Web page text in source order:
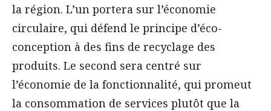
la région. L’un portera sur l’économie
circulaire, qui défend le principe d’éco-
conception à des fins de recyclage des
produits. Le second sera centré sur
l’économie de la fonctionnalité, qui promeut
la consommation de services plutôt que la